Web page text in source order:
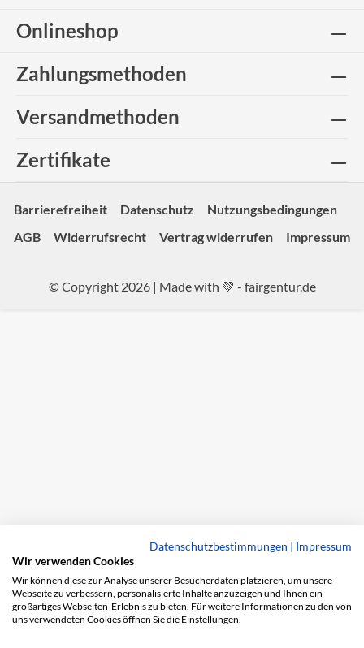
Onlineshop
Zahlungsmethoden
Versandmethoden
Zertifikate
Barrierefreiheit Datenschutz
Nutzungsbedingungen
AGB
Widerrufsrecht Vertrag widerrufen Impressum
© Copyright 2026 | Made with 💚 - fairgentur.de
Datenschutzbestimmungen | Impressum
Wir verwenden Cookies
Wir können diese zur Analyse unserer Besucherdaten platzieren, um unsere
Webseite zu verbessern, personalisierte Inhalte anzuzeigen und Ihnen ein
großartiges Webseiten-Erlebnis zu bieten. Für weitere Informationen zu den von
uns verwendeten Cookies öffnen Sie die Einstellungen.